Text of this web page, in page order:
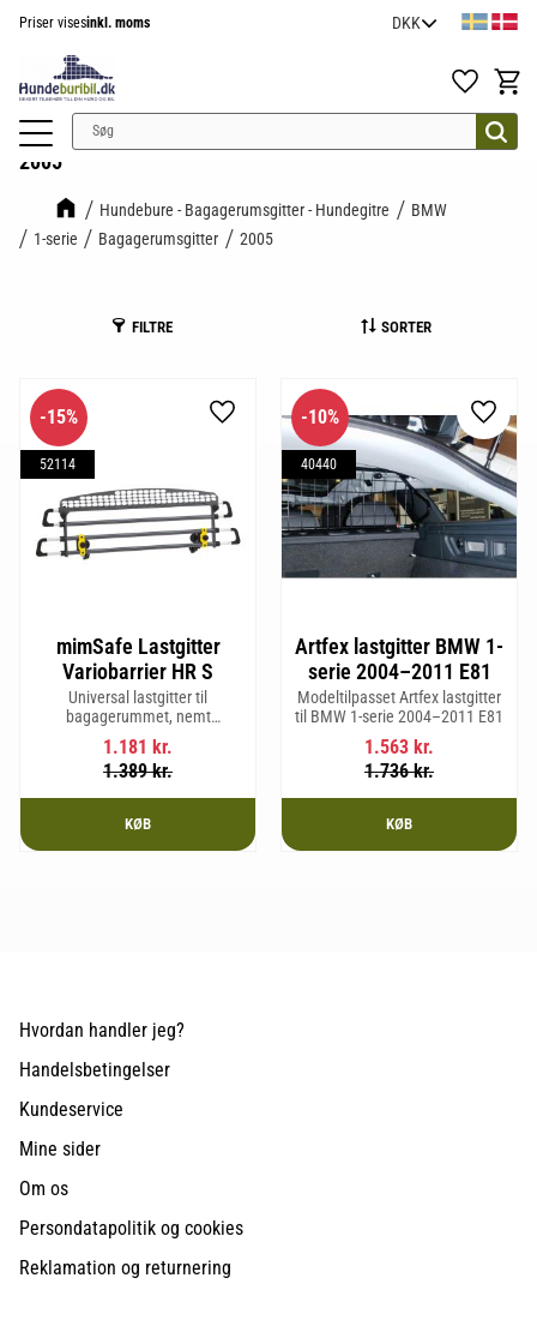
Priser visesinkl. moms
Favoritter
2005
Hundebure - Bagagerumsgitter - Hundegitre
BMW
1-serie
Bagagerumsgitter 2005
FILTRE SORTER
mimSafe Lastgitter
Variobarrier HR S
Universal lastgitter til
bagagerummet, nemt
justerbart for at passe bilens
form og sikre en tryg og sikker
rejse med kæledyr eller last.
1.181 kr.
1.389kr.
15%
52114
Gem som favorit
KØB
Artfex lastgitter BMW 1-
serie 2004–2011 E81
Modeltilpasset Artfex lastgitter
til BMW 1-serie 2004–2011 E81
1.563 kr.
1.736kr.
10%
40440
Gem
KØB
Hvordan handler jeg?
Handelsbetingelser
Kundeservice
Mine sider
Om os
Persondatapolitik og cookies
Reklamation og returnering